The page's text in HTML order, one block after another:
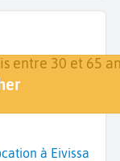
entre 30 et 65
à Eivissa